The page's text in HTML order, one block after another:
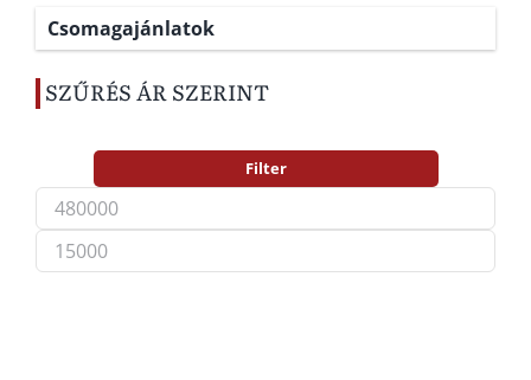
Csomagajánlatok
SZŰRÉS ÁR SZERINT
Filter